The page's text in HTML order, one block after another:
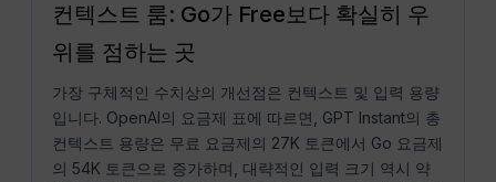
컨텍스트 룸: Go가 Free보다 확실히 우
위를 점하는 곳
가장 구체적인 수치상의 개선점은 컨텍스트 및 입력 용량
입니다. OpenAI의 요금제 표에 따르면, GPT Instant의 총
컨텍스트 용량은 무료 요금제의 27K 토큰에서 Go 요금제
의 54K 토큰으로 증가하며, 대략적인 입력 크기 역시 약